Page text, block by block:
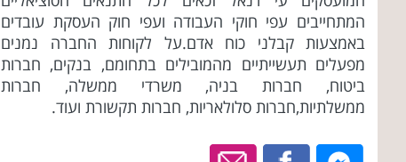
המתחייבים עפי חוקי העבודה ועפי חוק העסקת עובדים
באמצעות קבלני כוח אדם.על לקוחות החברה נמנים
מפעלים תעשייתיים מהמובילים בתחומם, בנקים, חברות
ביטוח, חברות בניה, משרדי ממשלה, חברות
ממשלתיות,חברות סלולאריות, חברות תקשורת ועוד.